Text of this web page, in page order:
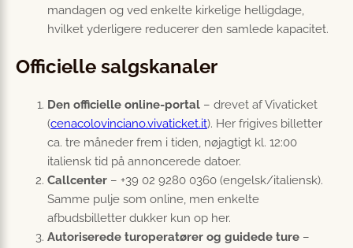
mandagen og ved enkelte kirkelige helligdage,
hvilket yderligere reducerer den samlede kapacitet.
Officielle salgskanaler
Den officielle online-portal – drevet af Vivaticket
(cenacolovinciano.vivaticket.it). Her frigives billetter
ca. tre måneder frem i tiden, nøjagtigt kl. 12:00
italiensk tid på annoncerede datoer.
Callcenter – +39 02 9280 0360 (engelsk/italiensk).
Samme pulje som online, men enkelte
afbudsbilletter dukker kun op her.
Autoriserede turoperatører og guidede ture –